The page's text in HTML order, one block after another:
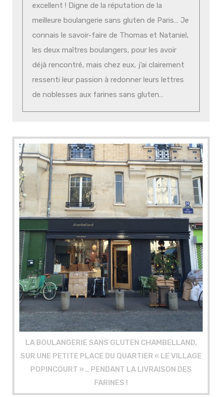
excellent ! Digne de la réputation de la
meilleure boulangerie sans gluten de Paris… Je
connais le savoir-faire de Thomas et Nataniel,
les deux maîtres boulangers, pour les avoir
déjà rencontré, mais chez eux, j’ai clairement
ressenti leur passion à redonner leurs lettres
de noblesses aux farines sans gluten…
LA BOULANGERIE SANS GLUTEN CHAMBELLAND,
SUR UNE PETITE PLACE DU QUARTIER « LE VILLAGE
POPINCOURT »… PENDANT LA LIVRAISON DES
FARINES !